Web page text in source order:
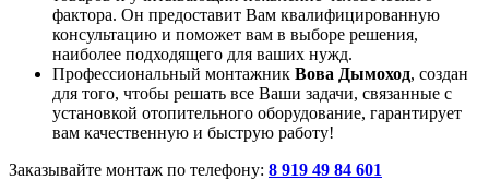
фактора. Он предоставит Вам квалифицированную
консультацию и поможет вам в выборе решения,
наиболее подходящего для ваших нужд.
Профессиональный монтажник Вова Дымоход, создан
для того, чтобы решать все Ваши задачи, связанные с
установкой отопительного оборудование, гарантирует
вам качественную и быструю работу!
Заказывайте монтаж по телефону: 8 919 49 84 601